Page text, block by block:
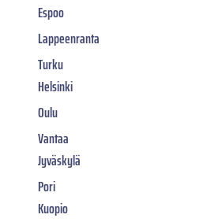
Espoo
Lappeenranta
Turku
Helsinki
Oulu
Vantaa
Jyväskylä
Pori
Kuopio